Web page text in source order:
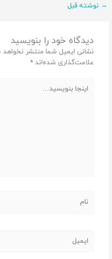
→ نوشته قبل
دیدگاه‌ خود را بنویسید
نشانی ایمیل شما منتشر
علامت‌گذاری شده‌اند *
بنویسید…